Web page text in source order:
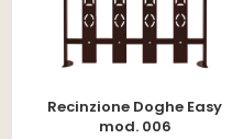
Recinzione Doghe Easy
mod. 006